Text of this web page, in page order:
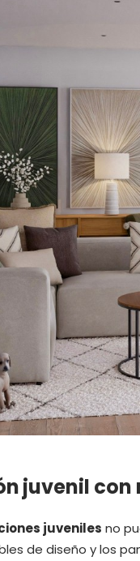
juvenil
juveniles no
de diseño y los